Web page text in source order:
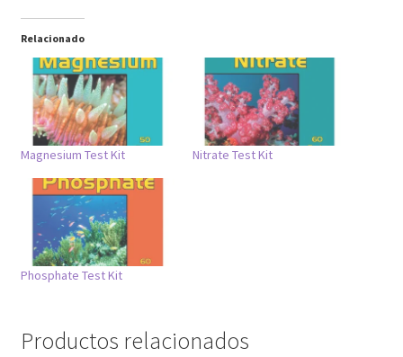
Relacionado
Magnesium Test Kit Nitrate Test Kit
Phosphate Test Kit
Productos relacionados